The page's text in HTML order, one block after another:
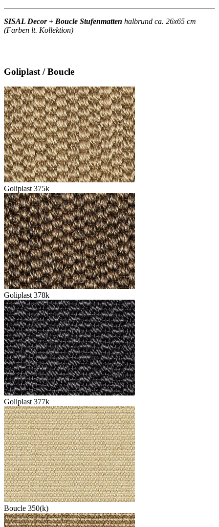
SISAL Decor + Boucle Stufenmatten halbrund ca. 26x65 cm
(Farben lt. Kollektion)
Goliplast / Boucle
Goliplast 375k
Goliplast 378k
Goliplast 377k
Boucle 350(k)